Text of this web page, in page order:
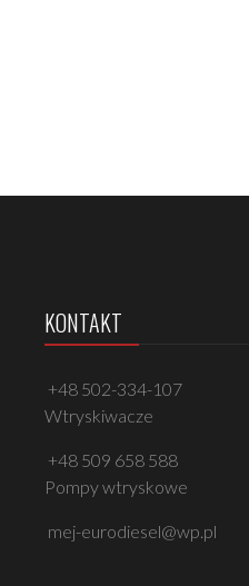
KONTAKT
+48 502-334-107
Wtryskiwacze
+48 509 658 588
Pompy wtryskowe
mej-eurodiesel@wp.pl